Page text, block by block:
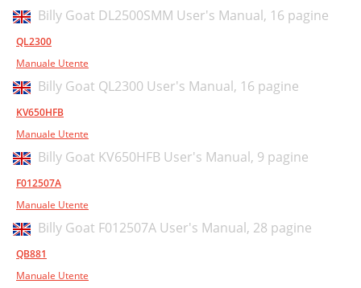
Billy Goat DL2500SMM User's Manual, 16 pagine
QL2300
Manuale Utente
Billy Goat QL2300 User's Manual, 16 pagine
KV650HFB
Manuale Utente
Billy Goat KV650HFB User's Manual, 9 pagine
F012507A
Manuale Utente
Billy Goat F012507A User's Manual, 28 pagine
QB881
Manuale Utente